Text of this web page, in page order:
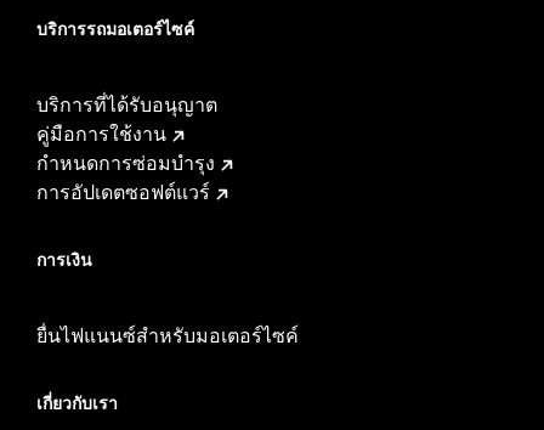
บริการรถมอเตอร์ไซค์​
บริการที่ได้รับอนุญาต
คู่มือการใช้งาน
กำหนดการซ่อมบำรุง
การอัปเดตซอฟต์แวร์
การเงิน
ยื่นไฟแนนซ์สำหรับมอเตอร์ไซค์
เกี่ยวกับเรา